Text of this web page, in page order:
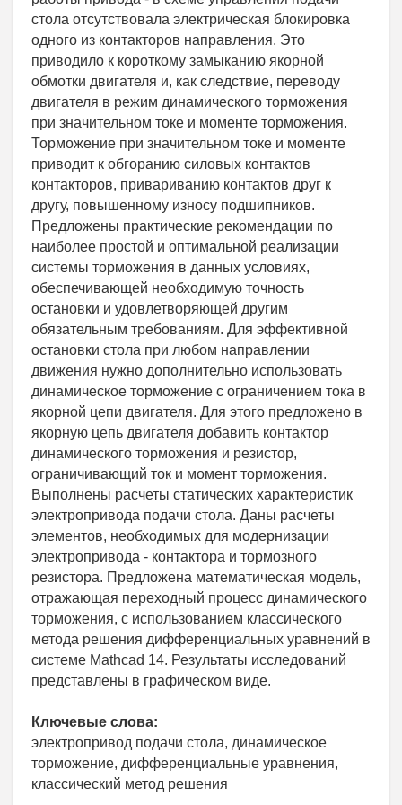
стола отсутствовала электрическая блокировка
одного из контакторов направления. Это
приводило к короткому замыканию якорной
обмотки двигателя и, как следствие, переводу
двигателя в режим динамического торможения
при значительном токе и моменте торможения.
Торможение при значительном токе и моменте
приводит к обгоранию силовых контактов
контакторов, привариванию контактов друг к
другу, повышенному износу подшипников.
Предложены практические рекомендации по
наиболее простой и оптимальной реализации
системы торможения в данных условиях,
обеспечивающей необходимую точность
остановки и удовлетворяющей другим
обязательным требованиям. Для эффективной
остановки стола при любом направлении
движения нужно дополнительно использовать
динамическое торможение с ограничением тока в
якорной цепи двигателя. Для этого предложено в
якорную цепь двигателя добавить контактор
динамического торможения и резистор,
ограничивающий ток и момент торможения.
Выполнены расчеты статических характеристик
электропривода подачи стола. Даны расчеты
элементов, необходимых для модернизации
электропривода - контактора и тормозного
резистора. Предложена математическая модель,
отражающая переходный процесс динамического
торможения, с использованием классического
метода решения дифференциальных уравнений в
системе Mathcad 14. Результаты исследований
представлены в графическом виде.
Ключевые слова:
электропривод подачи стола, динамическое
торможение, дифференциальные уравнения,
классический метод решения